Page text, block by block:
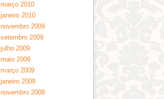
março 2010
janeiro 2010
novembro 2009
setembro 2009
julho 2009
maio 2009
março 2009
janeiro 2009
novembro 2008